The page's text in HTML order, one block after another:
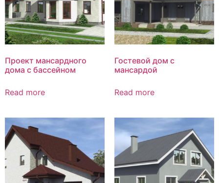
Проект мансардного
дома с бассейном
Read more
Гостевой дом с
мансардой
Read more